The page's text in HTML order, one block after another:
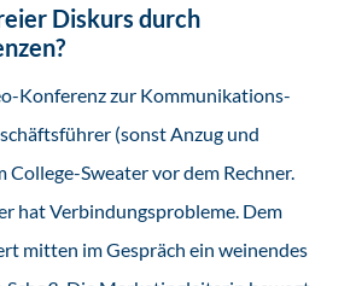
Diskurs durch
Konferenz zur Kommunikations-
(sonst Anzug und
Sweater vor dem Rechner.
hat Verbindungsprobleme. Dem
mitten im Gespräch ein weinendes